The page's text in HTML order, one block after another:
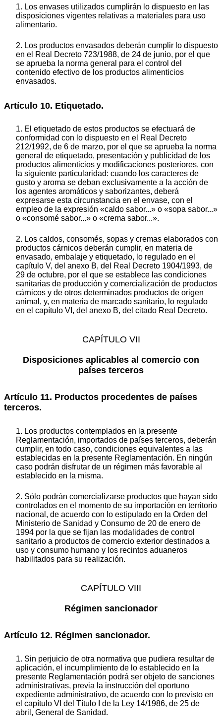
1. Los envases utilizados cumplirán lo dispuesto en las
disposiciones vigentes relativas a materiales para uso
alimentario.
2. Los productos envasados deberán cumplir lo dispuesto
en el Real Decreto 723/1988, de 24 de junio, por el que
se aprueba la norma general para el control del
contenido efectivo de los productos alimenticios
envasados.
Artículo 10. Etiquetado.
1. El etiquetado de estos productos se efectuará de
conformidad con lo dispuesto en el Real Decreto
212/1992, de 6 de marzo, por el que se aprueba la norma
general de etiquetado, presentación y publicidad de los
productos alimenticios y modificaciones posteriores, con
la siguiente particularidad: cuando los caracteres de
gusto y aroma se deban exclusivamente a la acción de
los agentes aromáticos y saborizantes, deberá
expresarse esta circunstancia en el envase, con el
empleo de la expresión «caldo sabor...» o «sopa sabor...»
o «consomé sabor...» o «crema sabor...».
2. Los caldos, consomés, sopas y cremas elaborados con
productos cárnicos deberán cumplir, en materia de
envasado, embalaje y etiquetado, lo regulado en el
capítulo V, del anexo B, del Real Decreto 1904/1993, de
29 de octubre, por el que se establece las condiciones
sanitarias de producción y comercialización de productos
cárnicos y de otros determinados productos de origen
animal, y, en materia de marcado sanitario, lo regulado
en el capítulo VI, del anexo B, del citado Real Decreto.
CAPÍTULO VII
Disposiciones aplicables al comercio con
países terceros
Artículo 11. Productos procedentes de países
terceros.
1. Los productos contemplados en la presente
Reglamentación, importados de países terceros, deberán
cumplir, en todo caso, condiciones equivalentes a las
establecidas en la presente Reglamentación. En ningún
caso podrán disfrutar de un régimen más favorable al
establecido en la misma.
2. Sólo podrán comercializarse productos que hayan sido
controlados en el momento de su importación en territorio
nacional, de acuerdo con lo estipulado en la Orden del
Ministerio de Sanidad y Consumo de 20 de enero de
1994 por la que se fijan las modalidades de control
sanitario a productos de comercio exterior destinados a
uso y consumo humano y los recintos aduaneros
habilitados para su realización.
CAPÍTULO VIII
Régimen sancionador
Artículo 12. Régimen sancionador.
1. Sin perjuicio de otra normativa que pudiera resultar de
aplicación, el incumplimiento de lo establecido en la
presente Reglamentación podrá ser objeto de sanciones
administrativas, previa la instrucción del oportuno
expediente administrativo, de acuerdo con lo previsto en
el capítulo VI del Título I de la Ley 14/1986, de 25 de
abril, General de Sanidad.